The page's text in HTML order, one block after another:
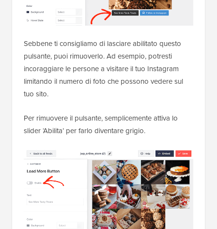
Sebbene ti consigliamo di lasciare abilitato questo
pulsante, puoi rimuoverlo. Ad esempio, potresti
incoraggiare le persone a visitare il tuo Instagram
limitando il numero di foto che possono vedere sul
tuo sito.
Per rimuovere il pulsante, semplicemente attiva lo
slider ‘Abilita’ per farlo diventare grigio.